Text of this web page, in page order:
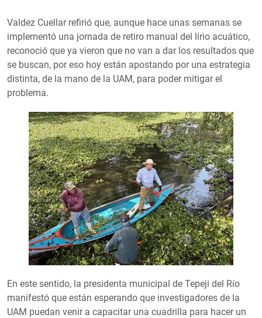
Valdez Cuellar refirió que, aunque hace unas semanas se
implementó una jornada de retiro manual del lirio acuático,
reconoció que ya vieron que no van a dar los resultados que
se buscan, por eso hoy están apostando por una estrategia
distinta, de la mano de la UAM, para poder mitigar el
problema.
En este sentido, la presidenta municipal de Tepeji del Río
manifestó que están esperando que investigadores de la
UAM puedan venir a capacitar una cuadrilla para hacer un